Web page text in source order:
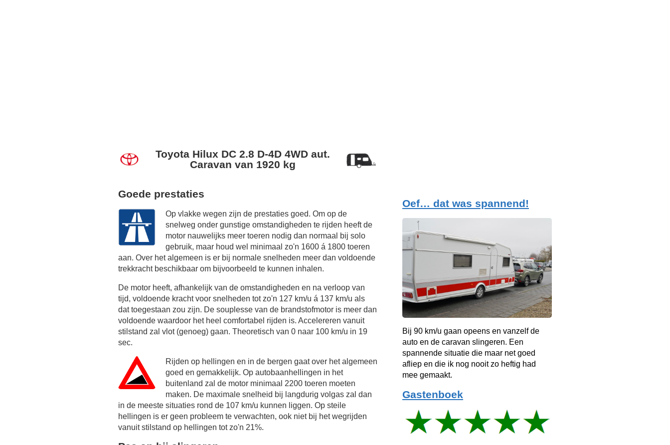
Toyota Hilux DC 2.8 D-4D 4WD aut.
Caravan van 1920 kg
Goede prestaties
Op vlakke wegen zijn de prestaties goed. Om op de
snelweg onder gunstige omstandigheden te rijden heeft de
motor nauwelijks meer toeren nodig dan normaal bij solo
gebruik, maar houd wel minimaal zo'n 1600 á 1800 toeren
aan. Over het algemeen is er bij normale snelheden meer dan voldoende
trekkracht beschikbaar om bijvoorbeeld te kunnen inhalen.
De motor heeft, afhankelijk van de omstandigheden en na verloop van
tijd, voldoende kracht voor snelheden tot zo'n 127 km/u á 137 km/u als
dat toegestaan zou zijn. De souplesse van de brandstofmotor is meer dan
voldoende waardoor het heel comfortabel rijden is. Accelereren vanuit
stilstand zal vlot (genoeg) gaan. Theoretisch van 0 naar 100 km/u in 19
sec.
Rijden op hellingen en in de bergen gaat over het algemeen
goed en gemakkelijk. Op autobaanhellingen in het
buitenland zal de motor minimaal 2200 toeren moeten
maken. De maximale snelheid bij langdurig volgas zal dan
in de meeste situaties rond de 107 km/u kunnen liggen. Op steile
hellingen is er geen probleem te verwachten, ook niet bij het wegrijden
vanuit stilstand op hellingen tot zo'n 21%.
Oef… dat was spannend!
Bij 90 km/u gaan opeens en vanzelf de
auto en de caravan slingeren. Een
spannende situatie die maar net goed
afliep en die ik nog nooit zo heftig had
mee gemaakt.
Gastenboek